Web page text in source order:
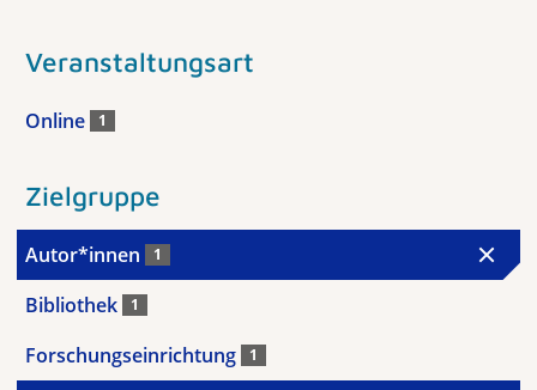
Veranstaltungsart
Online 1
Zielgruppe
Autor*innen 1
Bibliothek 1
Forschungseinrichtung 1